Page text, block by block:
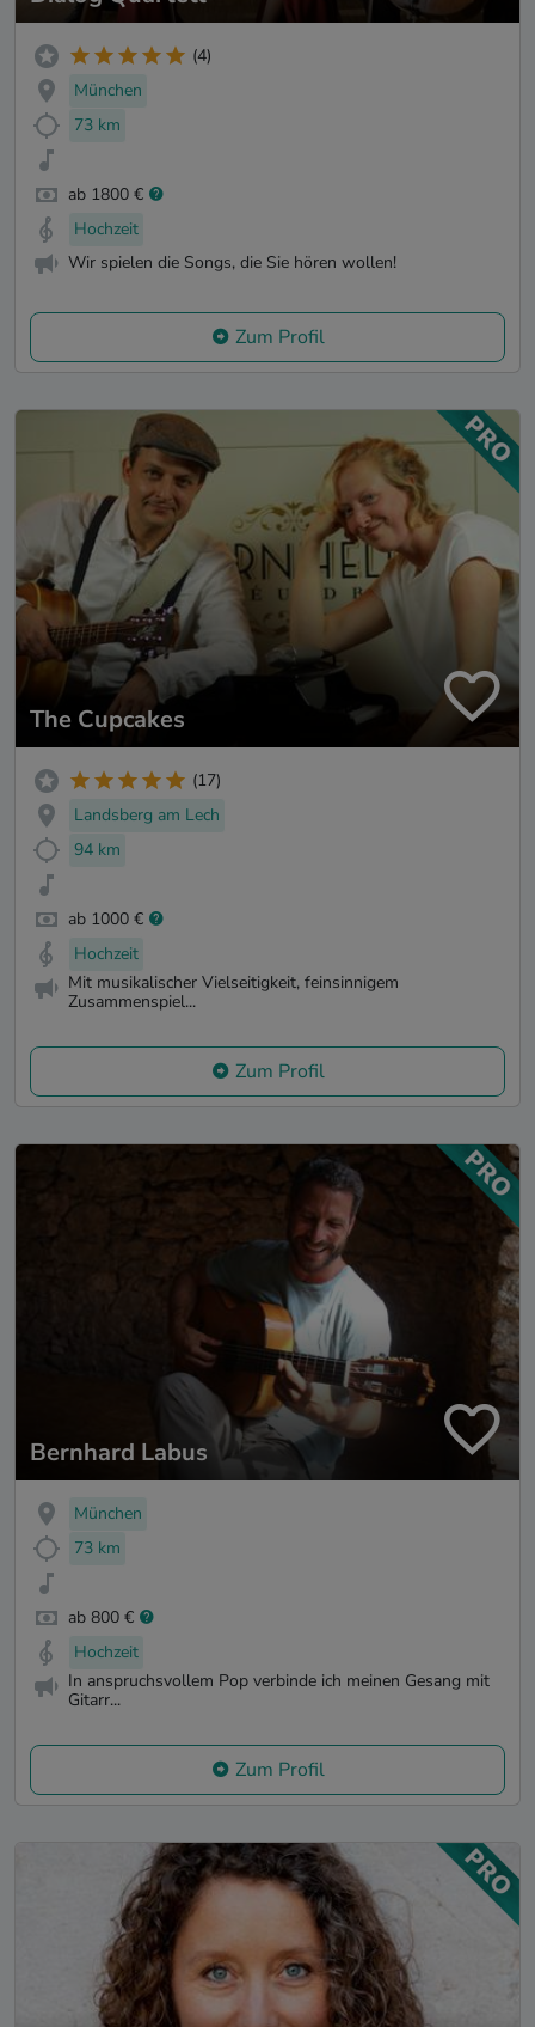
(4)
München
73 km
ab 1800 €
Hochzeit
Wir spielen die Songs, die Sie hören wollen!
Zum Profil
The Cupcakes
(17)
Landsberg am Lech
94 km
ab 1000 €
Hochzeit
Mit musikalischer Vielseitigkeit, feinsinnigem
Zusammenspiel...
Zum Profil
Bernhard Labus
München
73 km
ab 800 €
Hochzeit
In anspruchsvollem Pop verbinde ich meinen Gesang mit
Gitarr...
Zum Profil